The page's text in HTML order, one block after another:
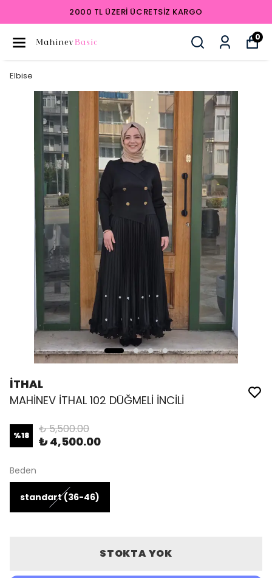
2000 TL ÜZERI ÜCRETSIZ KARGO
0
Elbise
İTHAL
MAHİNEV İTHAL 102 DÜĞMELİ İNCİLİ
%18 ₺ 5,500.00
₺ 4,500.00
Beden
standart (36-46)
STOKTA YOK